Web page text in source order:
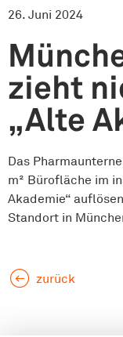
26. Juni 2024
zieht
„Alte
Das
m² Bürofläche im
Akademie“
Standort in
zurück